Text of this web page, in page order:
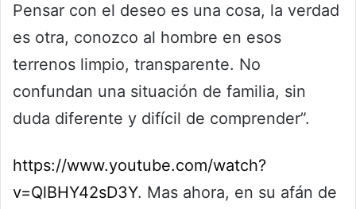
Pensar con el deseo es una cosa, la verdad
es otra, conozco al hombre en esos
terrenos limpio, transparente. No
confundan una situación de familia, sin
duda diferente y difícil de comprender”.
https://www.youtube.com/watch?
v=QlBHY42sD3Y. Mas ahora, en su afán de